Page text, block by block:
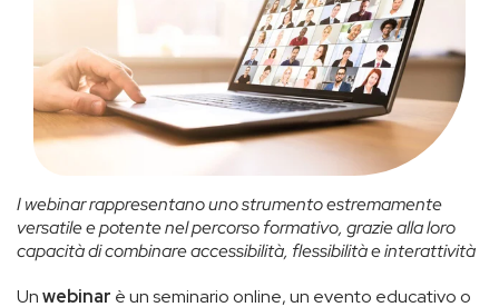
I webinar rappresentano uno strumento estremamente
versatile e potente nel percorso formativo, grazie alla loro
capacità di combinare accessibilità, flessibilità e interattività
Unwebinar è un seminario online, un evento educativo o